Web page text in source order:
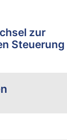
zur
Steuerung